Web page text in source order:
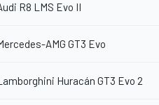
R8 LMS Evo II
AMG GT3 Evo
Huracán GT3 Evo 2